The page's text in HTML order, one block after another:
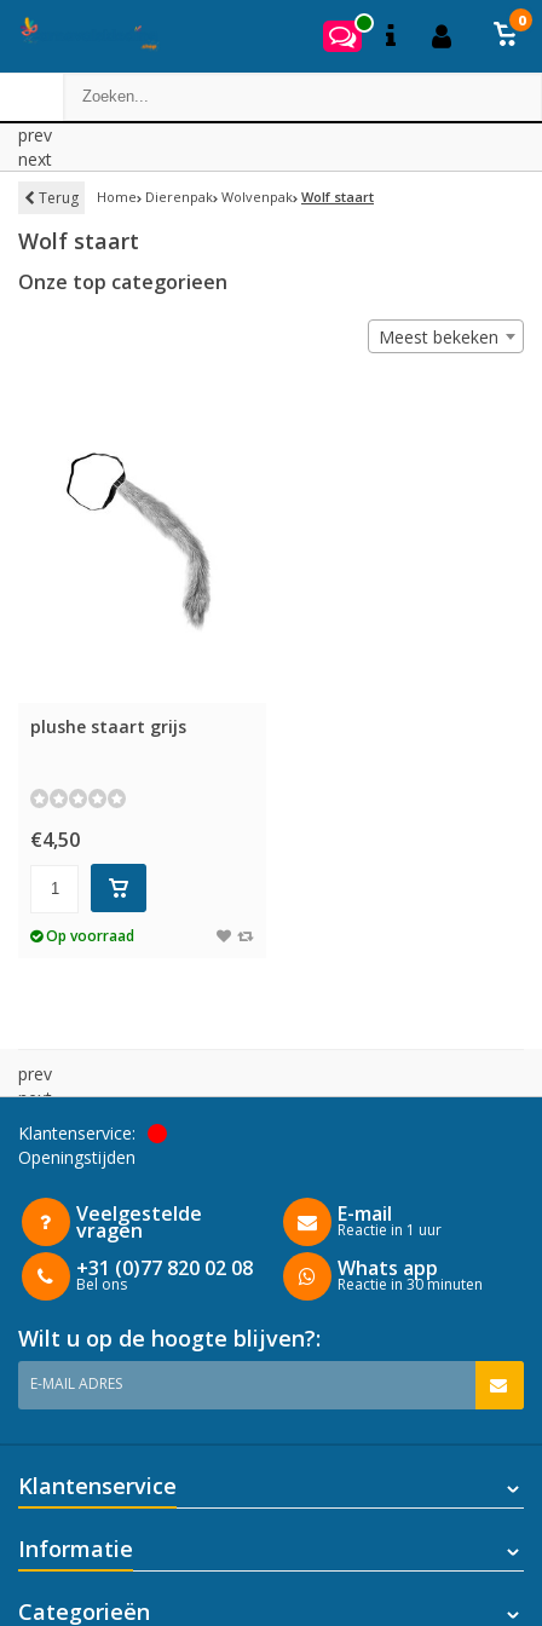
0
prev
next
Terug Home Dierenpak Wolvenpak Wolf staart
Wolf staart
Onze top categorieen
Meest bekeken
plushe staart grijs
€4,50
Op voorraad
prev
next
Klantenservice:
Openingstijden
Veelgestelde
vragen
+31 (0)77 820 02 08
Bel ons
E-mail
Reactie in 1 uur
Whats app
Reactie in 30 minuten
Wilt u op de hoogte blijven?:
E-MAIL ADRES
Klantenservice
Informatie
Categorieën